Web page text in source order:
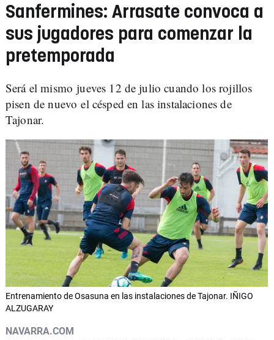
Sanfermines: Arrasate convoca a
sus jugadores para comenzar la
pretemporada
Será el mismo jueves 12 de julio cuando los rojillos
pisen de nuevo el césped en las instalaciones de
Tajonar.
Entrenamiento de Osasuna en las instalaciones de Tajonar. IÑIGO
ALZUGARAY
NAVARRA.COM